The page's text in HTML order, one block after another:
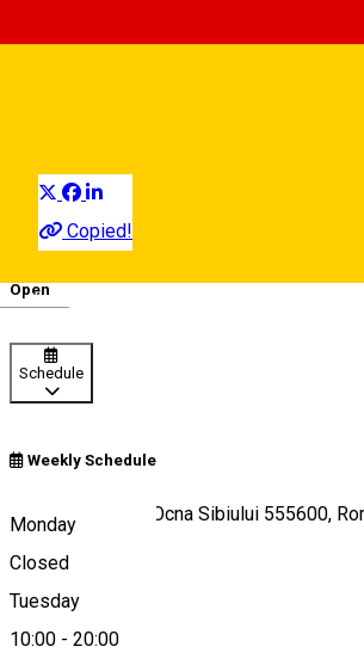
Deutsch
Jasmine
Copied!
10:00 - 20:00
Open
Schedule
Weekly Schedule
Monday
Closed
Tuesday
10:00 - 20:00
Strada Băilor 22, Ocna Sibiului 555600,
Map